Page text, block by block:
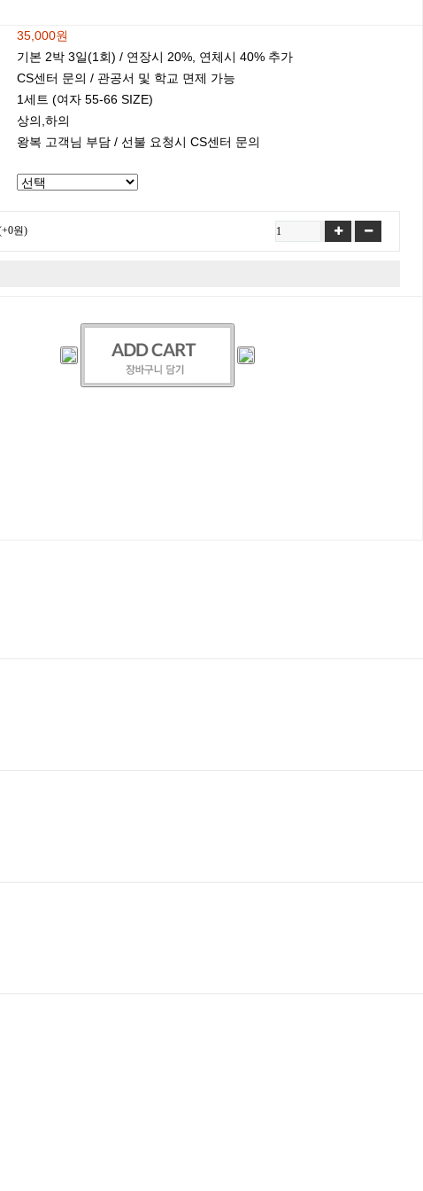
35,000원
기본 2박 3일(1회) / 연장시 20%, 연체시 40% 추가
CS센터 문의 / 관공서 및 학교 면제 가능
1세트 (여자 55-66 SIZE)
상의,하의
왕복 고객님 부담 / 선불 요청시 CS센터 문의
원)